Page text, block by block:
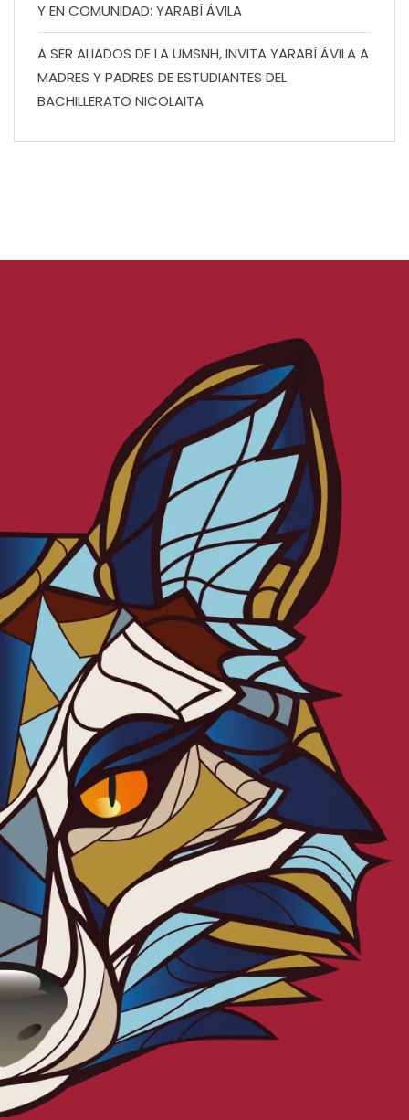
Y EN COMUNIDAD: YARABÍ ÁVILA
A SER ALIADOS DE LA UMSNH, INVITA YARABÍ ÁVILA A
MADRES Y PADRES DE ESTUDIANTES DEL
BACHILLERATO NICOLAITA